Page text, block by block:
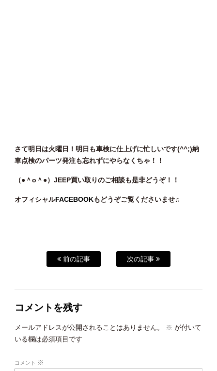
さて明日は火曜日！明日も車検に仕上げに忙しいです(^^;)納
車点検のパーツ発注も忘れずにやらなくちゃ！！
（●＾o ＾●）JEEP買い取りのご相談も是非どうぞ！！
オフィシャルFACEBOOKもどうぞご覧くださいませ♫
前の記事 次の記事
コメントを残す
メールアドレスが公開されることはありません。 ※ が付いて
いる欄は必須項目です
コメント ※